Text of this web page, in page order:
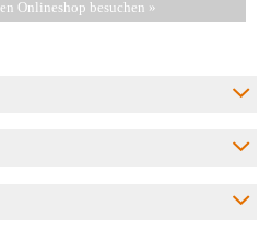
Onlineshop besuchen »